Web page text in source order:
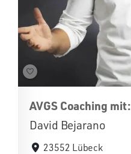
AVGS Coaching mit:
David Bejarano
23552 Lübeck